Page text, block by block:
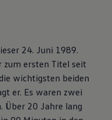
24. Juni 1989.
zum ersten Titel seit
wichtigsten beiden
er. Es waren zwei
Über 20 Jahre lang